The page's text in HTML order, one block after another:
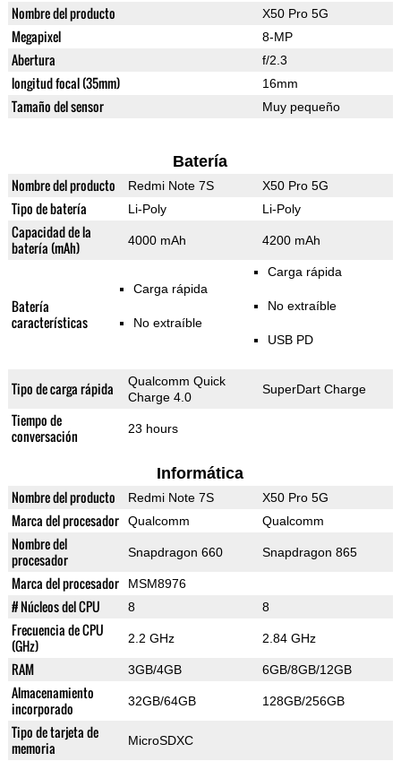
Nombre del producto X50 Pro 5G
Megapixel 8-MP
Abertura f/2.3
longitud focal (35mm) 16mm
Tamaño del sensor Muy pequeño
Batería
Nombre del producto Redmi Note 7S X50 Pro 5G
Tipo de batería Li-Poly Li-Poly
Capacidad de la
batería (mAh)
4000 mAh 4200 mAh
Batería
características
Carga rápida
No extraíble
Carga rápida
No extraíble
USB PD
Tipo de carga rápida
Qualcomm Quick
Charge 4.0
SuperDart Charge
Tiempo de
conversación
23 hours
Informática
Nombre del producto Redmi Note 7S X50 Pro 5G
Marca del procesador Qualcomm Qualcomm
Nombre del
procesador
Snapdragon 660 Snapdragon 865
Marca del procesador MSM8976
# Núcleos del CPU 8 8
Frecuencia de CPU
(GHz)
2.2 GHz 2.84 GHz
RAM 3GB/4GB 6GB/8GB/12GB
Almacenamiento
incorporado
32GB/64GB 128GB/256GB
Tipo de tarjeta de
memoria
MicroSDXC